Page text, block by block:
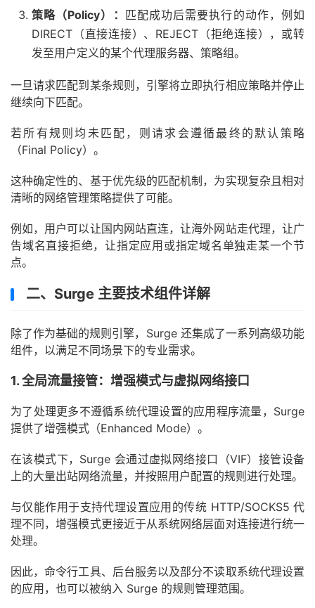
策略（Policy）：
匹配成功后需要执行的动作，例如
DIRECT（直接连接）、REJECT（拒绝连接），或转
发至用户定义的某个代理服务器、策略组。
一旦请求匹配到某条规则，引擎将立即执行相应策略并停止
继续向下匹配。
若所有规则均未匹配，则请求会遵循最终的默认策略
（Final Policy）。
这种确定性的、基于优先级的匹配机制，为实现复杂且相对
清晰的网络管理策略提供了可能。
例如，用户可以让国内网站直连，让海外网站走代理，让广
告域名直接拒绝，让指定应用或指定域名单独走某一个节
点。
二、Surge 主要技术组件详解
除了作为基础的规则引擎，Surge 还集成了一系列高级功能
组件，以满足不同场景下的专业需求。
1. 全局流量接管：增强模式与虚拟网络接口
为了处理更多不遵循系统代理设置的应用程序流量，Surge
提供了增强模式（Enhanced Mode）。
在该模式下，Surge 会通过虚拟网络接口（VIF）接管设备
上的大量出站网络流量，并按照用户配置的规则进行处理。
与仅能作用于支持代理设置应用的传统 HTTP/SOCKS5 代
理不同，增强模式更接近于从系统网络层面对连接进行统一
处理。
因此，命令行工具、后台服务以及部分不读取系统代理设置
的应用，也可以被纳入 Surge 的规则管理范围。